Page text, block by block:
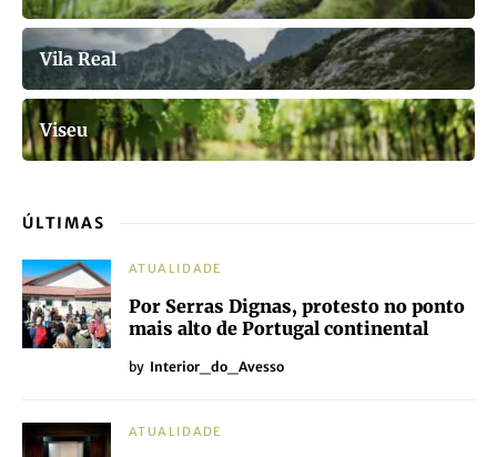
Vila Real
Viseu
ÚLTIMAS
ATUALIDADE
Por Serras Dignas, protesto no ponto
mais alto de Portugal continental
by Interior_do_Avesso
ATUALIDADE